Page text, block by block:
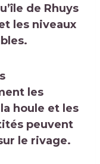
de Rhuys
les niveaux
les
houle et les
peuvent
le rivage.